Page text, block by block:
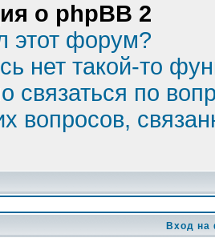
о phpBB 2
этот форум?
нет такой-то
связаться по
вопросов,
Вход на